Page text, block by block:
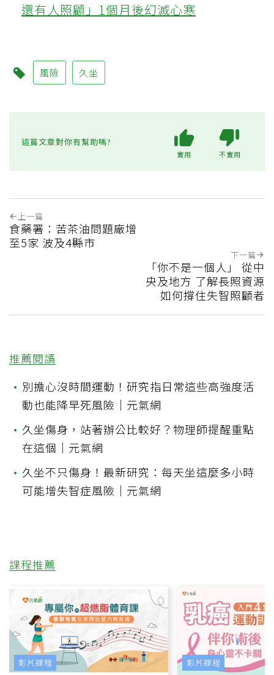
還有人照顧」1個月後幻滅心寒
風險 久坐
這篇文章對你有幫助嗎?
實用 不實用
上一篇
食藥署：苦茶油問題廠增
至5家 波及4縣市
下一篇
「你不是一個人」 從中
央及地方 了解長照資源
如何撐住失智照顧者
推薦閱讀
• 別擔心沒時間運動！研究指日常這些高強度活
動也能降早死風險｜元氣網
• 久坐傷身，站著辦公比較好？物理師提醒重點
在這個｜元氣網
• 久坐不只傷身！最新研究：每天坐這麼多小時
可能增失智症風險｜元氣網
課程推薦
影片課程 影片課程